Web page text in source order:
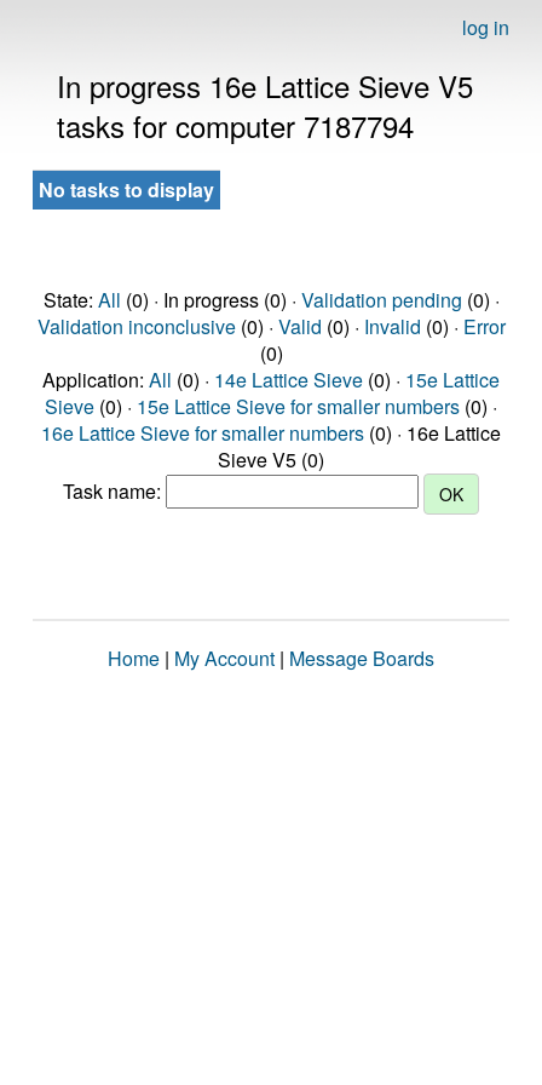
log in
In progress 16e Lattice Sieve V5
tasks for computer 7187794
No tasks to display
State: All (0) · In progress (0) · Validation pending (0) ·
Validation inconclusive(0) · Valid (0) · Invalid (0) · Error
(0)
Application: All (0) · 14e Lattice Sieve (0) · 15e Lattice
Sieve (0) · 15e Lattice Sieve for smaller numbers (0) ·
16e Lattice Sieve for smaller numbers (0) · 16e Lattice
Sieve V5 (0)
Task name:
Home | My Account | Message Boards